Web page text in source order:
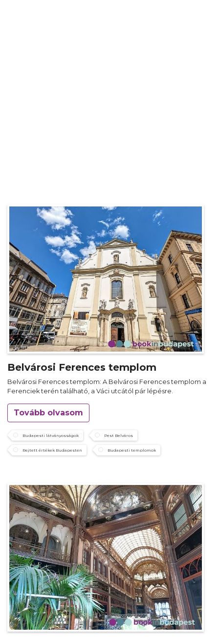
Belvárosi Ferences templom
Belvárosi Ferences templom: A Belvárosi Ferences templom a
Ferenciek terén található, a Váci utcától pár lépésre.
Tovább olvasom
Budapesti látványosságok Pest Belváros
Rejtett értékek Budapesten Budapesti templomok